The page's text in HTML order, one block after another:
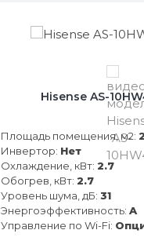
Hisense AS-
Площадь помещения, м2:
Инвертор: Нет
Охлаждение, кВт: 2.7
Обогрев, кВт: 2.7
Уровень шума, дБ: 31
Энергоэффективность: A
Управление по Wi-Fi: